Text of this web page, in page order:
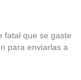
fatal que se gaste
para enviarlas a